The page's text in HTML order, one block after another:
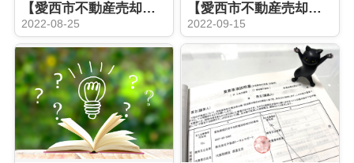
【愛西市不動産売却】決済
2022-08-25
【愛西市不動産売却】事前審査
2022-09-15